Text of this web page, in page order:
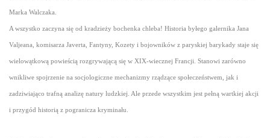
Marka Walczaka.
A wszystko zaczyna się od kradzieży bochenka chleba! Historia byłego galernika Jana
Valjeana, komisarza Javerta, Fantyny, Kozety i bojowników z paryskiej barykady staje się
wielowątkową powieścią rozgrywającą się w XIX-wiecznej Francji. Stanowi zarówno
wnikliwe spojrzenie na socjologiczne mechanizmy rządzące społeczeństwem, jak i
zadziwiająco trafną analizę natury ludzkiej. Ale przede wszystkim jest pełną wartkiej akcji
i przygód historią z pogranicza kryminału.